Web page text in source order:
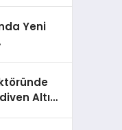
Yeni
Altı